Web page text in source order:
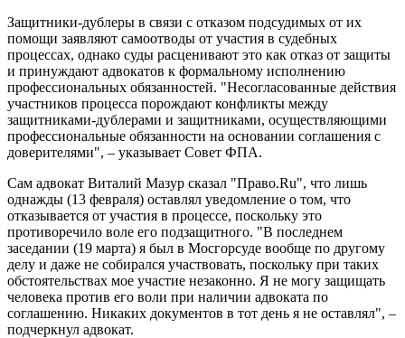
Защитники-дублеры в связи с отказом подсудимых от их
помощи заявляют самоотводы от участия в судебных
процессах, однако суды расценивают это как отказ от защиты
и принуждают адвокатов к формальному исполнению
профессиональных обязанностей. "Несогласованные действия
участников процесса порождают конфликты между
защитниками-дублерами и защитниками, осуществляющими
профессиональные обязанности на основании соглашения с
доверителями", – указывает Совет ФПА.
Сам адвокат Виталий Мазур сказал "Право.Ru", что лишь
однажды (13 февраля) оставлял уведомление о том, что
отказывается от участия в процессе, поскольку это
противоречило воле его подзащитного. "В последнем
заседании (19 марта) я был в Мосгорсуде вообще по другому
делу и даже не собирался участвовать, поскольку при таких
обстоятельствах мое участие незаконно. Я не могу защищать
человека против его воли при наличии адвоката по
соглашению. Никаких документов в тот день я не оставлял", –
подчеркнул адвокат.